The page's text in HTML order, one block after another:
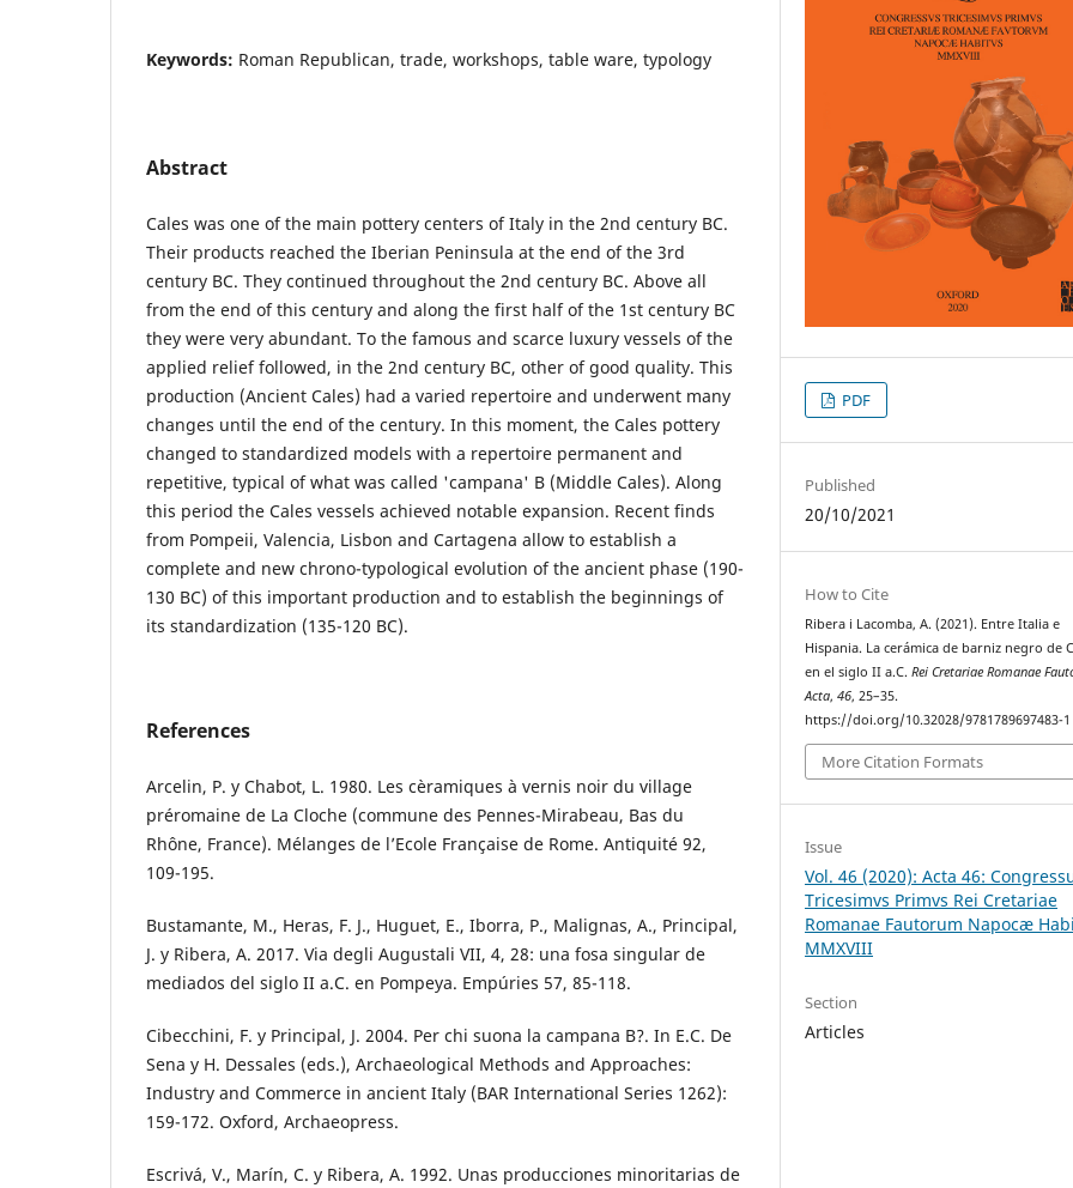
Keywords: Roman Republican, trade, workshops, table ware, typology
Abstract
Cales was one of the main pottery centers of Italy in the 2nd century BC.
Their products reached the Iberian Peninsula at the end of the 3rd
century BC. They continued throughout the 2nd century BC. Above all
from the end of this century and along the first half of the 1st century BC
they were very abundant. To the famous and scarce luxury vessels of the
applied relief followed, in the 2nd century BC, other of good quality. This
production (Ancient Cales) had a varied repertoire and underwent many
changes until the end of the century. In this moment, the Cales pottery
changed to standardized models with a repertoire permanent and
repetitive, typical of what was called 'campana' B (Middle Cales). Along
this period the Cales vessels achieved notable expansion. Recent finds
from Pompeii, Valencia, Lisbon and Cartagena allow to establish a
complete and new chrono-typological evolution of the ancient phase (190-
130 BC) of this important production and to establish the beginnings of
its standardization (135-120 BC).
References
Arcelin, P. y Chabot, L. 1980. Les cèramiques à vernis noir du village
préromaine de La Cloche (commune des Pennes-Mirabeau, Bas du
Rhône, France). Mélanges de l’Ecole Française de Rome. Antiquité 92,
109-195.
Bustamante, M., Heras, F. J., Huguet, E., Iborra, P., Malignas, A., Principal,
J. y Ribera, A. 2017. Via degli Augustali VII, 4, 28: una fosa singular de
mediados del siglo II a.C. en Pompeya. Empúries 57, 85-118.
Cibecchini, F. y Principal, J. 2004. Per chi suona la campana B?. In E.C. De
Sena y H. Dessales (eds.), Archaeological Methods and Approaches:
Industry and Commerce in ancient Italy (BAR International Series 1262):
159-172. Oxford, Archaeopress.
Escrivá, V., Marín, C. y Ribera, A. 1992. Unas producciones minoritarias de
PDF
Published
20/10/2021
How to Cite
Ribera i Lacomba, A. (2021). Entre Italia e
Hispania. La cerámica de barniz negro de
en el siglo II a.C.Rei Cretariae Romanae
Acta,46, 25–35.
https://doi.org/10.32028/9781789697483-1
More Citation Formats
Issue
Vol. 46 (2020): Acta 46:
Tricesimvs Primvs Rei Cretariae
Romanae Fautorum Napocæ
MMXVIII
Section
Articles